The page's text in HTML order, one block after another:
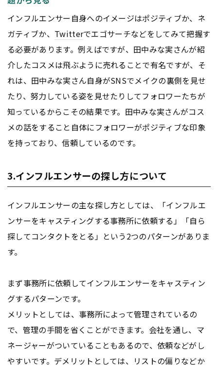
インフルエンサー自身へのイメージはポジティブか、ネ
ガティブか、 Twitterでエゴサーチなどをしてみて把握す
る必要があります。例えばですが、田中みな実さんが紹
介したコスメは飛ぶように売れることで有名ですが、そ
れは、田中みな実さん自身がSNSでメイクの裏側を見せ
たり、努力している姿を見せたりしてフォロワーたちが
知っているからこその結果です。田中みな実さんがコス
メの話をすること自体にフォロワーがポジティブな印象
を持っており、信頼しているのです。
3.インフルエンサーの探し方について
インフルエンサーの主な探し方としては、「インフルエ
ンサーをキャスティングする事務所に依頼する」「自ら
探してコンタクトをとる」という2つのパターンがありま
す。
まず事務所に依頼してインフルエンサーをキャスティン
グするパターンです。
メリットとしては、事務所によって管理されているの
で、管理の手間を省くことができます。会社を通し、マ
ネージャーがついていることもあるので、依頼などがし
やすいです。デメリットとしては、リストの偏りなどか